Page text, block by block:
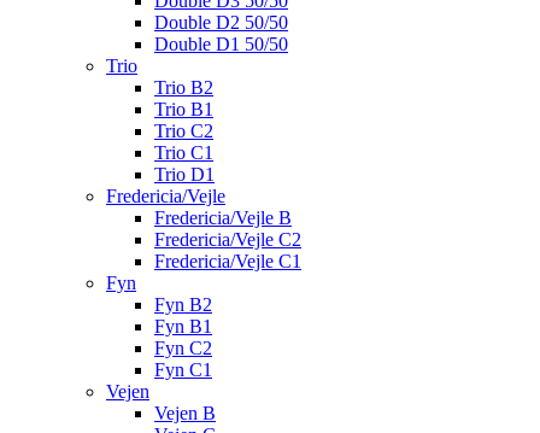
Double D2 50/50
Double D1 50/50
Trio
Trio B2
Trio B1
Trio C2
Trio C1
Trio D1
Fredericia/Vejle
Fredericia/Vejle B
Fredericia/Vejle C2
Fredericia/Vejle C1
Fyn
Fyn B2
Fyn B1
Fyn C2
Fyn C1
Vejen
Vejen B